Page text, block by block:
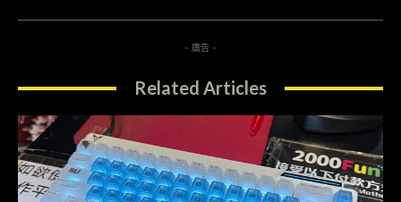
- 廣告 -
Related Articles